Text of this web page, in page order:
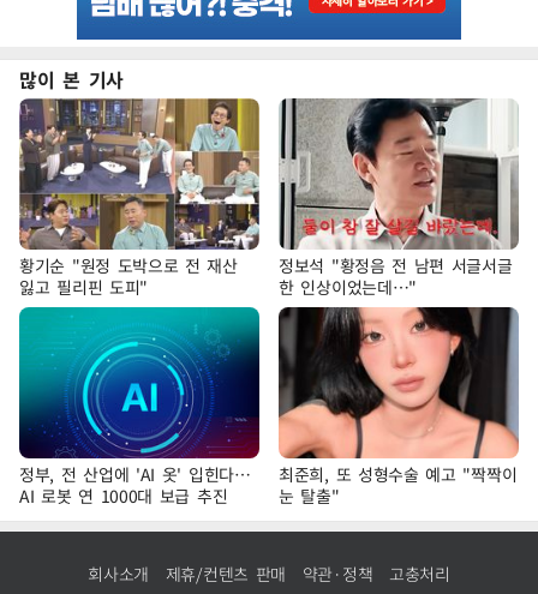
많이 본 기사
황기순 "원정 도박으로 전 재산
잃고 필리핀 도피"
정보석 "황정음 전 남편 서글서글
한 인상이었는데…"
정부, 전 산업에 'AI 옷' 입힌다…
AI 로봇 연 1000대 보급 추진
최준희, 또 성형수술 예고 "짝짝이
눈 탈출"
회사소개 제휴/컨텐츠 판매 약관·정책 고충처리